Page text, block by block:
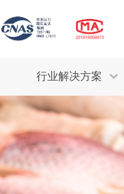
行业解决方案
检测服务
污水检测
行业解